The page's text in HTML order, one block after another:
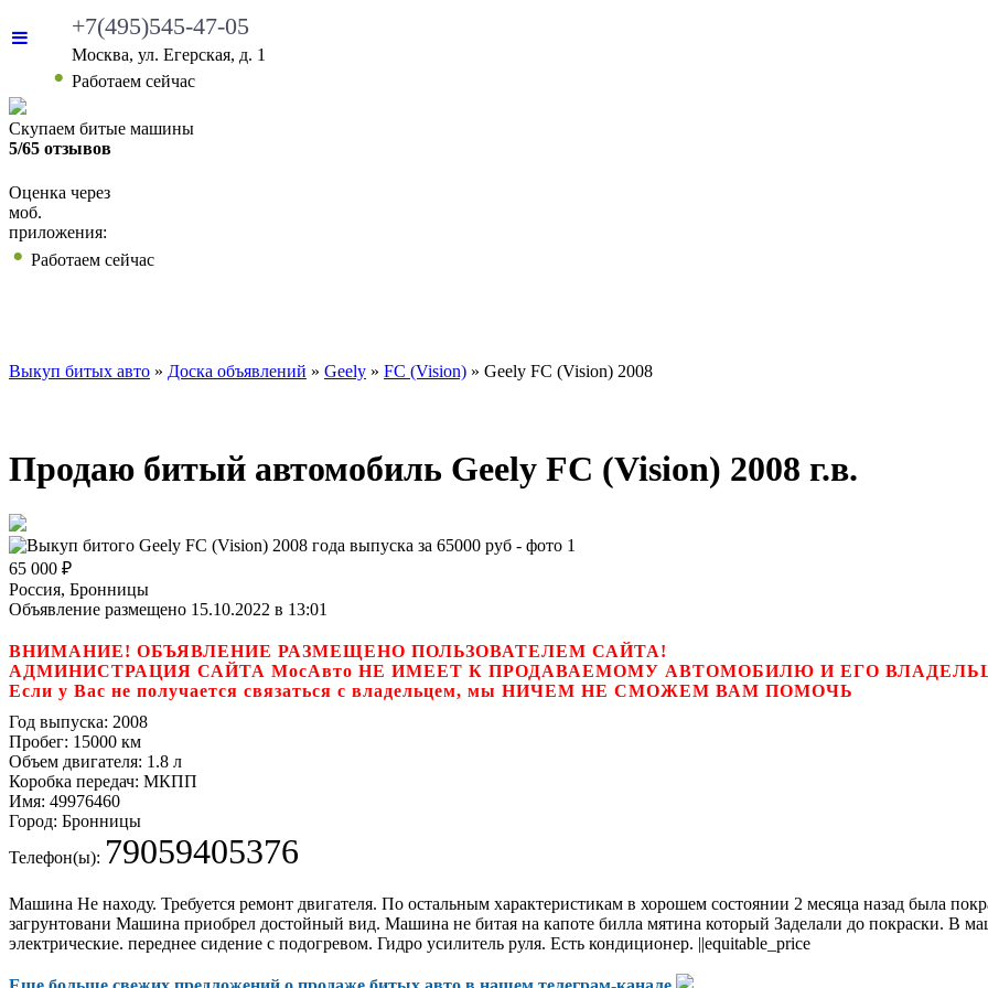
+7(495)545-47-05
Москва, ул. Егерская, д. 1
Работаем сейчас
Скупаем битые машины
5/65 отзывов
Оценка через
моб.
приложения:
Работаем сейчас
Выкуп битых авто » Доска объявлений » Geely » FC (Vision) » Geely FC (Vision) 2008
Продаю битый автомобиль Geely FC (Vision) 2008 г.в.
65 000 ₽
Россия, Бронницы
Объявление размещено 15.10.2022 в 13:01
ВНИМАНИЕ! ОБЪЯВЛЕНИЕ РАЗМЕЩЕНО ПОЛЬЗОВАТЕЛЕМ САЙТА!
АДМИНИСТРАЦИЯ САЙТА МосАвто НЕ ИМЕЕТ К ПРОДАВАЕМОМУ АВТОМОБИЛЮ И ЕГО
Если у Вас не получается связаться с владельцем, мы НИЧЕМ НЕ СМОЖЕМ ВАМ ПОМОЧЬ
Год выпуска: 2008
Пробег: 15000 км
Объем двигателя: 1.8 л
Коробка передач: МКПП
Имя: 49976460
Город: Бронницы
Телефон(ы): 79059405376
Машина Не находу. Требуется ремонт двигателя. По остальным характеристикам в хорошем состоянии 2 месяца назад была
загрунтовани Машина приобрел достойный вид. Машина не битая на капоте билла мятина который Заделали до покраски. В
электрические. переднее сидение с подогревом. Гидро усилитель руля. Есть кондиционер. ||equitable_price